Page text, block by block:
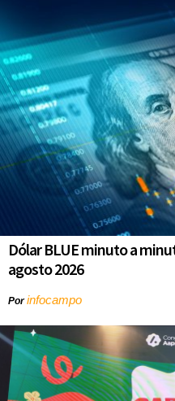
Dólar BLUE minuto a
agosto 2026
Porinfocampo